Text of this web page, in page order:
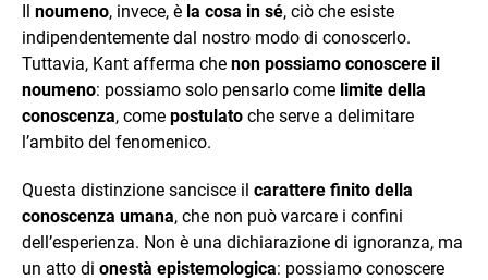
Il noumeno, invece, è la cosa in sé, ciò che esiste
indipendentemente dal nostro modo di conoscerlo.
Tuttavia, Kant afferma che non possiamo conoscere il
noumeno: possiamo solo pensarlo come limite della
conoscenza, come postulato che serve a delimitare
l’ambito del fenomenico.
Questa distinzione sancisce il carattere finito della
conoscenza umana, che non può varcare i confini
dell’esperienza. Non è una dichiarazione di ignoranza, ma
un atto di onestà epistemologica: possiamo conoscere